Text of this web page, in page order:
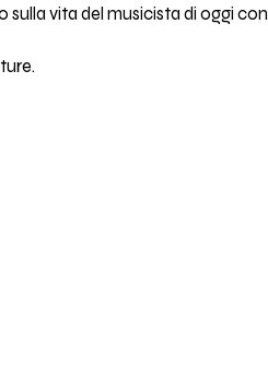
vita del musicista di oggi con